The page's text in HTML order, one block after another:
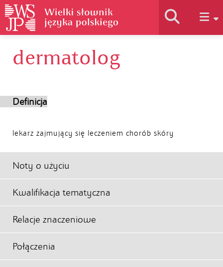
Historia słownika
dermatolog
Definicja
lekarz zajmujący się leczeniem chorób skóry
Noty o użyciu
Kwalifikacja tematyczna
Relacje znaczeniowe
Połączenia